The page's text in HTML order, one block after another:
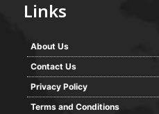
Links
About Us
Contact Us
Privacy Policy
Terms and Conditions